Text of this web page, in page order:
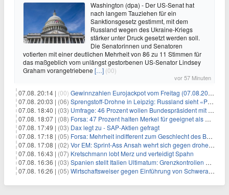
Washington (dpa) - Der US-Senat hat
nach langem Tauziehen für ein
Sanktionsgesetz gestimmt, mit dem
Russland wegen des Ukraine-Kriegs
stärker unter Druck gesetzt werden soll.
Die Senatorinnen und Senatoren
votierten mit einer deutlichen Mehrheit von 86 zu 11 Stimmen für
das maßgeblich vom unlängst gestorbenen US-Senator Lindsey
Graham vorangetriebene […] (00)
vor 57 Minuten
07.08. 20:14 | (00) Gewinnzahlen Eurojackpot vom Freitag (07.08.2026)
07.08. 20:03 | (06) Sprengstoff-Drohne in Leipzig: Russland sieht «Provokation»
07.08. 18:40 | (03) Umfrage: 46 Prozent wollen Bundespräsident mit Politik-Erfahrung
07.08. 18:07 | (08) Forsa: 47 Prozent halten Merkel für geeignet als Bundespräsidentin
07.08. 17:49 | (03) Dax legt zu - SAP-Aktien gefragt
07.08. 17:18 | (05) Forsa: Mehrheit indifferent zum Geschlecht des Bundespräsidenten
07.08. 17:08 | (02) Vor EM: Sprint-Ass Ansah wehrt sich gegen drohende Sperre
07.08. 16:43 | (07) Kretschmann lobt Merz und verteidigt Spahn
07.08. 16:36 | (03) Spanien stellt Italien Ultimatum: Grenzkontrollen beenden
07.08. 16:26 | (05) Wirtschaftsweiser gegen Einführung von Schwerarbeiter-Rente